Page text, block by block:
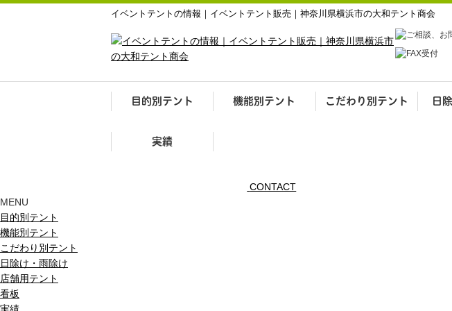
イベントテントの情報｜イベントテント販売｜神奈川県横浜市の大和テント商会
目的別テント 機能別テント こだわり別テント 日
実績
CONTACT
MENU
目的別テント
機能別テント
こだわり別テント
日除け・雨除け
店舗用テント
看板